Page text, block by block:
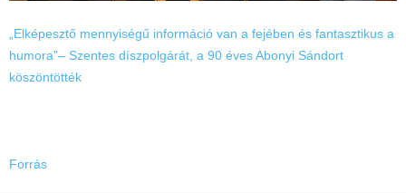
„Elképesztő mennyiségű információ van a fejében és fantasztikus a
humora”– Szentes díszpolgárát, a 90 éves Abonyi Sándort
köszöntötték
Forrás